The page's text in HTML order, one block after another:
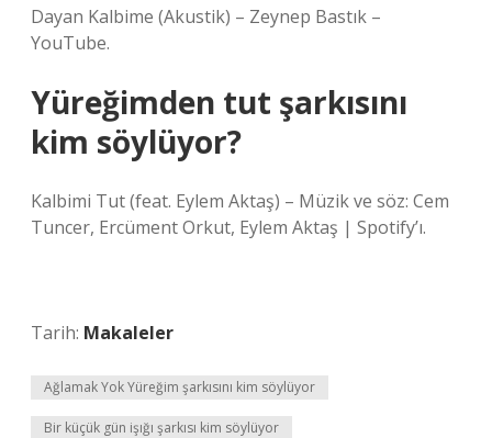
Dayan Kalbime (Akustik) – Zeynep Bastık –
YouTube.
Yüreğimden tut şarkısını
kim söylüyor?
Kalbimi Tut (feat. Eylem Aktaş) – Müzik ve söz: Cem
Tuncer, Ercüment Orkut, Eylem Aktaş | Spotify’ı.
Tarih: Makaleler
Ağlamak Yok Yüreğim şarkısını kim söylüyor
Bir küçük gün işığı şarkısı kim söylüyor